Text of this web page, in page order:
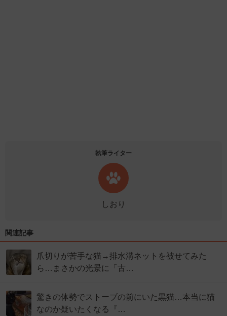
執筆ライター
しおり
関連記事
爪切りが苦手な猫→排水溝ネットを被せてみた
ら…まさかの光景に「古…
驚きの体勢でストーブの前にいた黒猫…本当に猫
なのか疑いたくなる『…